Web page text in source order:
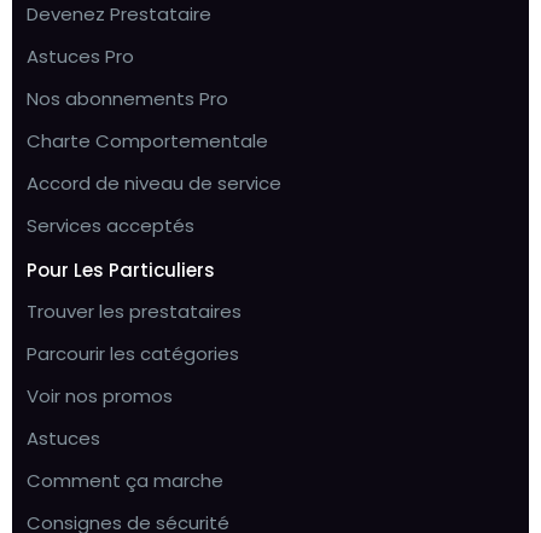
Devenez Prestataire
Astuces Pro
Nos abonnements Pro
Charte Comportementale
Accord de niveau de service
Services acceptés
Pour Les Particuliers
Trouver les prestataires
Parcourir les catégories
Voir nos promos
Astuces
Comment ça marche
Consignes de sécurité